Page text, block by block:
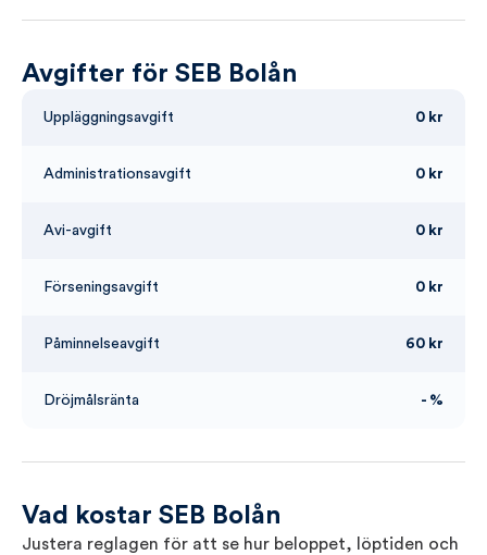
Avgifter för SEB Bolån
Uppläggningsavgift 0 kr
Administrationsavgift 0 kr
Avi-avgift 0 kr
Förseningsavgift 0 kr
Påminnelseavgift 60 kr
Dröjmålsränta - %
Vad kostar SEB Bolån
Justera reglagen för att se hur beloppet, löptiden och